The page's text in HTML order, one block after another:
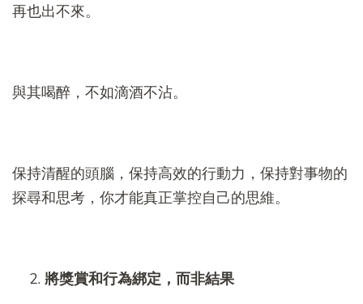
再也出不來。
與其喝醉，不如滴酒不沾。
保持清醒的頭腦，保持高效的行動力，保持對事物的
探尋和思考，你才能真正掌控自己的思維。
將獎賞和行為綁定，而非結果